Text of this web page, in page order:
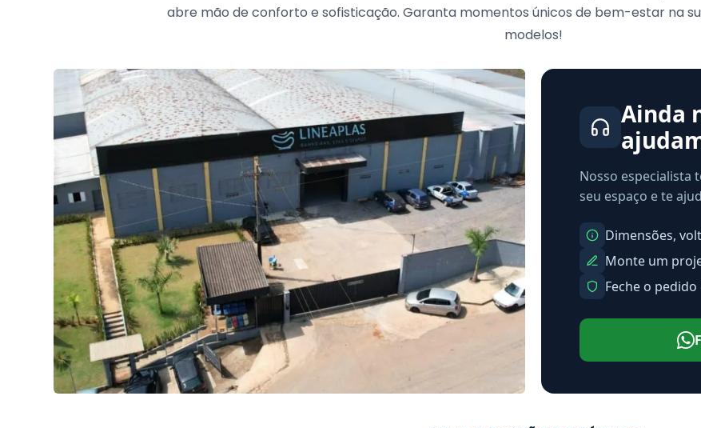
abre mão de conforto e sofisticação. Garanta momentos únicos de bem-estar na
modelos!
Ainda
Nosso especialista
seu espaço e te
Dimensões,
Monte um
Feche o